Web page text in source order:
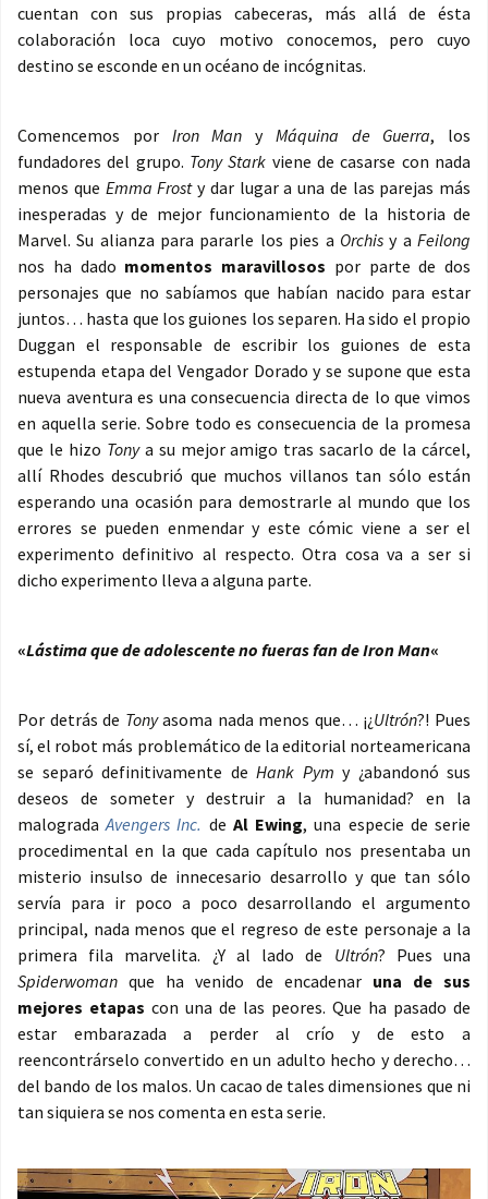
cuentan con sus propias cabeceras, más allá de ésta
colaboración loca cuyo motivo conocemos, pero cuyo
destino se esconde en un océano de incógnitas.
Comencemos por Iron Man y Máquina de Guerra, los
fundadores del grupo. Tony Stark viene de casarse con nada
menos que Emma Frosty dar lugar a una de las parejas más
inesperadas y de mejor funcionamiento de la historia de
Marvel. Su alianza para pararle los pies a Orchisy aFeilong
nos ha dado momentos maravillosos por parte de dos
personajes que no sabíamos que habían nacido para estar
juntos… hasta que los guiones los separen. Ha sido el propio
Duggan el responsable de escribir los guiones de esta
estupenda etapa del Vengador Dorado y se supone que esta
nueva aventura es una consecuencia directa de lo que vimos
en aquella serie. Sobre todo es consecuencia de la promesa
que le hizo Tonya su mejor amigo tras sacarlo de la cárcel,
allí Rhodes descubrió que muchos villanos tan sólo están
esperando una ocasión para demostrarle al mundo que los
errores se pueden enmendar y este cómic viene a ser el
experimento definitivo al respecto. Otra cosa va a ser si
dicho experimento lleva a alguna parte.
«Lástima que de adolescente no fueras fan de Iron Man«
Por detrás de Tonyasoma nada menos que… ¡¿Ultrón?! Pues
sí, el robot más problemático de la editorial norteamericana
se separó definitivamente de Hank Pym y ¿abandonó sus
deseos de someter y destruir a la humanidad? en la
malogradaAvengers Inc. de Al Ewing, una especie de serie
procedimental en la que cada capítulo nos presentaba un
misterio insulso de innecesario desarrollo y que tan sólo
servía para ir poco a poco desarrollando el argumento
principal, nada menos que el regreso de este personaje a la
primera fila marvelita. ¿Y al lado de Ultrón? Pues una
Spiderwoman que ha venido de encadenar una de sus
mejores etapas con una de las peores. Que ha pasado de
estar embarazada a perder al crío y de esto a
reencontrárselo convertido en un adulto hecho y derecho…
del bando de los malos. Un cacao de tales dimensiones que ni
tan siquiera se nos comenta en esta serie.